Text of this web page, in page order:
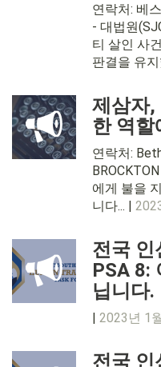
연락처: 베
- 대법원
티 살인 사
판결을 유
제삼자,
한 역할
연락처:
에게 불을
니다... |
전국 인
PSA 8:
닙니다.
| 2023년 1
전국 인